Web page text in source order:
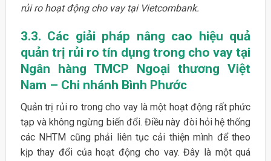
rủi ro hoạt động cho vay tại Vietcombank.
3.3. Các giải pháp nâng cao hiệu quả
quản trị rủi ro tín dụng trong cho vay tại
Ngân hàng TMCP Ngoại thương Việt
Nam – Chi nhánh Bình Phước
Quản trị rủi ro trong cho vay là một hoạt động rất phức
tạp và không ngừng biến đổi. Điều này đòi hỏi hệ thống
các NHTM cũng phải liên tục cải thiện mình để theo
kịp thay đổi của hoạt động cho vay. Đây là một quá